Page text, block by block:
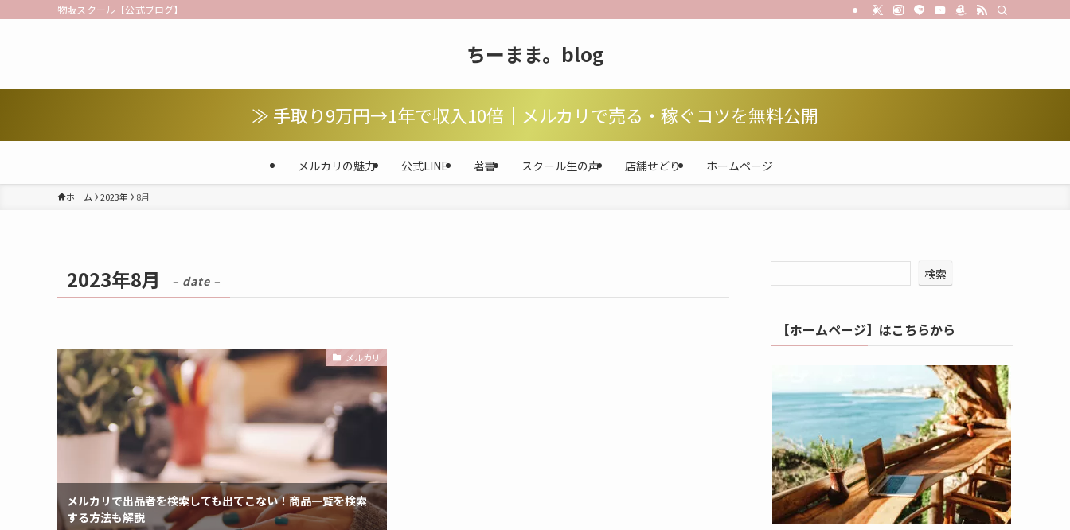
物販スクール【公式ブログ】
ちーまま。blog
メルカリの魅力 公式LINE 著書 スクール生の声 店舗せどり ホームページ
≫ 手取り9万円→1年で収入10倍｜メルカリで売る・稼ぐコツを無料公開
ホーム 2023年 8月
2023年8月 – date –
メルカリ
メルカリで出品者を検索しても出てこない！商品一覧を検索
する方法も解説
検索
【ホームページ】はこちらから